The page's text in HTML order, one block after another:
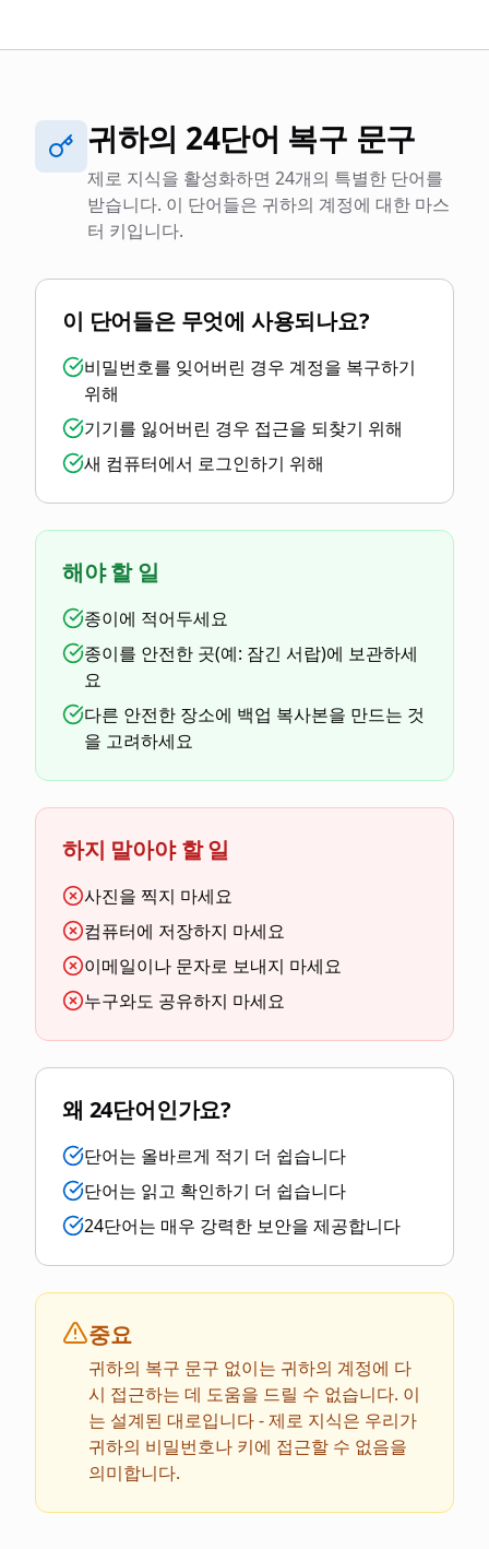
귀하의 24단어 복구 문구
제로 지식을 활성화하면 24개의 특별한 단어를
받습니다. 이 단어들은 귀하의 계정에 대한 마스
터 키입니다.
이 단어들은 무엇에 사용되나요?
비밀번호를 잊어버린 경우 계정을 복구하기
위해
기기를 잃어버린 경우 접근을 되찾기 위해
새 컴퓨터에서 로그인하기 위해
해야 할 일
종이에 적어두세요
종이를 안전한 곳(예: 잠긴 서랍)에 보관하세
요
다른 안전한 장소에 백업 복사본을 만드는 것
을 고려하세요
하지 말아야 할 일
사진을 찍지 마세요
컴퓨터에 저장하지 마세요
이메일이나 문자로 보내지 마세요
누구와도 공유하지 마세요
왜 24단어인가요?
단어는 올바르게 적기 더 쉽습니다
단어는 읽고 확인하기 더 쉽습니다
24단어는 매우 강력한 보안을 제공합니다
중요
귀하의 복구 문구 없이는 귀하의 계정에 다
시 접근하는 데 도움을 드릴 수 없습니다. 이
는 설계된 대로입니다 - 제로 지식은 우리가
귀하의 비밀번호나 키에 접근할 수 없음을
의미합니다.